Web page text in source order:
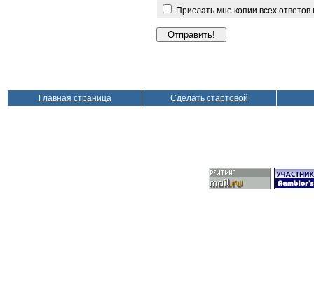
Прислать мне копии всех
Главная страница Сделать стартовой